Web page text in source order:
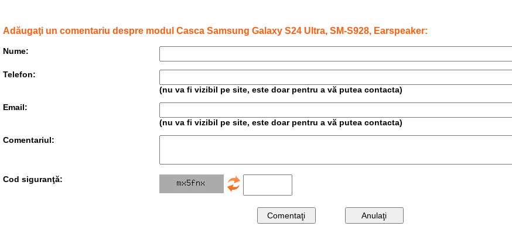
Adăugaţi un comentariu despre modul Casca Samsung Galaxy S24 Ultra, SM-S928, Earspeaker:
Nume:
Telefon:
(nu va fi vizibil pe site, este doar pentru a vă putea contacta)
Email:
(nu va fi vizibil pe site, este doar pentru a vă putea contacta)
Comentariul:
Cod siguranţă: